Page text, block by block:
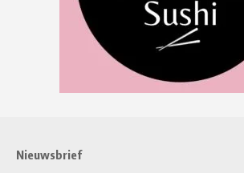
Nieuwsbrief